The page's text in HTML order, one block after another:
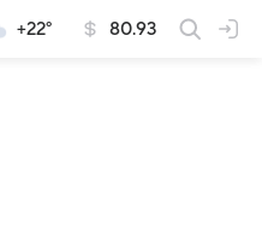
+22° 80.93